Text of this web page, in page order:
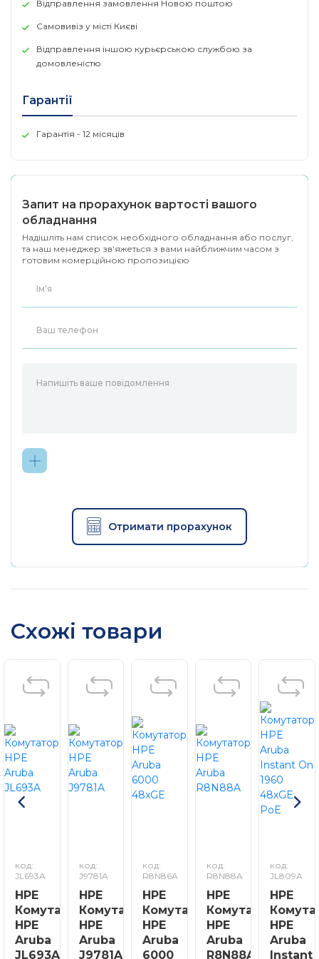
Відправлення замовлення Новою поштою
Самовивіз у місті Києві
Відправлення іншою курьєрською службою за
домовленістю
Гарантії
Гарантія - 12 місяців
Запит на прорахунок вартості вашого
обладнання
Надішліть нам список необхідного обладнання або послуг,
та наш менеджер зв'яжеться з вами найближчим часом з
готовим комерційною пропозицією
Отримати прорахунок
Схожі товари
код:
JL693A
HPE
Комутатор
HPE
Aruba
JL693A
код:
J9781A
HPE
Комутатор
HPE
Aruba
J9781A
код:
R8N86A
HPE
Комутатор
HPE
Aruba
6000
код:
R8N88A
HPE
Комутатор
HPE
Aruba
R8N88A
код:
JL809A
HPE
HPE
Aruba
Instant